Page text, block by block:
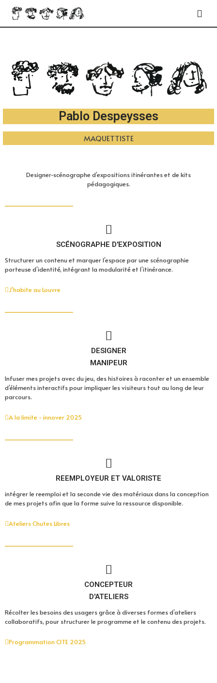
Pablo Despeysses
DESIGNER TRANSDISCIPLINAIRE
Designer-scénographe d’expositions itinérantes et de kits
pédagogiques.
SCÉNOGRAPHE D'EXPOSITION
Structurer un contenu et marquer l’espace par une scénographie
porteuse d’identité, intégrant lamodularité et l’itinérance.
J'habite au Louvre
DESIGNER
MANIPEUR
Infuser mes projets avec du jeu, des histoires à raconter et un ensemble
d’éléments interactifs pour impliquer les visiteurs tout au long de leur
parcours.
A la limite - innover 2025
REEMPLOYEUR ET VALORISTE
intégrer le reemploi et la seconde vie des matériaux dans la conception
de mes projets afin que la forme suive la ressource disponible.
Ateliers Chutes Libres
CONCEPTEUR
D'ATELIERS
Récolter les besoins des usagers grâce à diverses formes d’ateliers
collaboratifs, pour structurer le programme et le contenu des projets.
Programmation CITE 2025